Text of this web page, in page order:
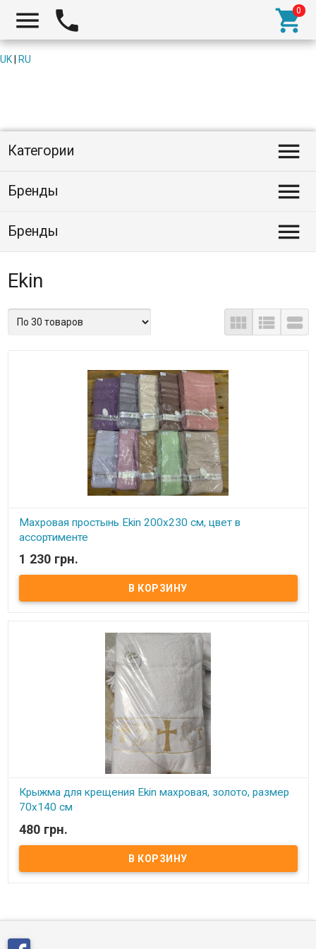
  
UK RU
Категории 
Бренды 
Бренды 
Ekin
  
Махровая простынь Ekin 200x230 см, цвет в
ассортименте
В наличии
Махровая простынь Ekin 200x230 см, цвет в ассортименте
Размер: 200х230 см Состав: махра, 100% хлопок Упаковка: ПВХ
пакет Производитель: Ekin (Турция)
1 230 грн.
Крыжма для крещения Ekin махровая, золото, размер
70x140 см
В наличии
Крыжма для крещения Ekin махровая, золото, размер 70x140 см
Цвет: белый. Состав: махра,100% хлопок Вишивка: золото
Назначение: для крещения девочки или мальчика.
480 грн.